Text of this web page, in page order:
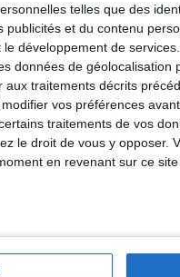
telles que des
et du contenu
développement de services.
données de géolocalisation
aux traitements décrits
vos préférences
traitements de vos
le droit de vous y opposer.
en revenant sur ce
Savane, LU,
Harrys... Que
vraiment ces
?
:
bonne
Le Skyr : la
protéines trop